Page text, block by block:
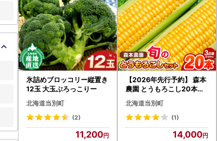
氷詰めブロッコリー縦置き
12玉 大玉ぶろっこりー
北海道当別町
(2)
11,200
【2026年先行予約】 森本
農園 とうもろこし20本セ
ット
北海道当別町
(1)
14,000